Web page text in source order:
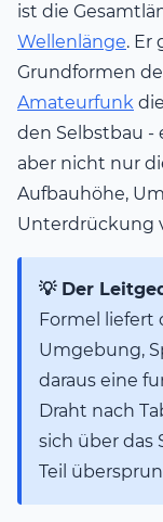
ist die
Wellenlänge. Er
Grundformen
Amateurfunk
den Selbstbau -
aber nicht nur
Aufbauhöhe,
Unterdrückung
💡 Der
Formel liefert
Umgebung,
daraus eine
Draht nach
sich über das
Teil